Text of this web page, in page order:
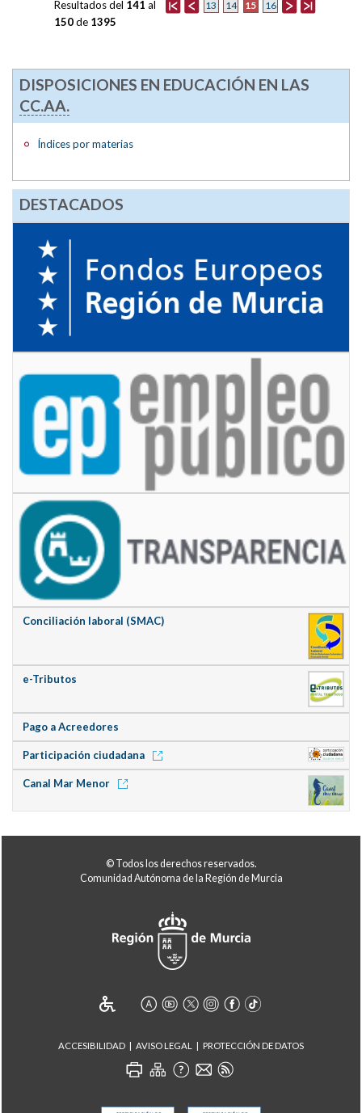
13 14 15 16
Resultados del 141 al
150de 1395
DISPOSICIONES EN EDUCACIÓN EN LAS
CC.AA.
Índices por materias
DESTACADOS
Conciliación laboral (SMAC)
e-Tributos
Pago a Acreedores
Participación ciudadana
Canal Mar Menor
© Todos los derechos reservados.
Comunidad Autónoma de la Región de Murcia
ACCESIBILIDAD AVISO LEGAL PROTECCIÓN DE DATOS